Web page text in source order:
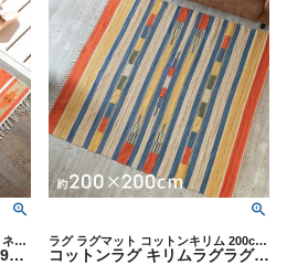
玄関マット ラグマット エスニック ネイティブ コットンキリム
コットンキリム マット 60×90cm [Gタイプ] (31130)【生活雑貨のELEMENTS本店】
ラグ ラグマット コットンキリム 200cm インド綿 カーペット
コットンラグ キリムラグラグ[Mサイズ] 200×200cm [Cタイプ](31302)【 ラグ マット キリム インド綿 オルテガ エスニック ネイティブ 民族 カーペット マット ラグマット 200cm 絨毯 じゅうたん らぐ おしゃれ インテリア 男前 西海岸 】